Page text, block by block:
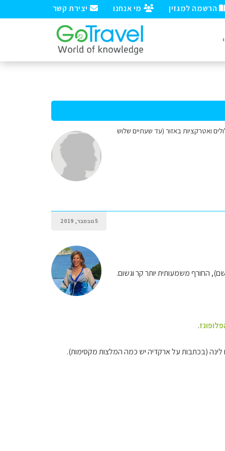
יצירת קשר מי אנחנו הרשמה למגזין
למסלולים ואטרקציות באזור (עד שעתיים שלוש
5 נובמבר, 2019
החורף משמעותית יותר קר וגשום.
.
לינה (בכתבות על ארקדיה יש כמה המלצות מקסימות).